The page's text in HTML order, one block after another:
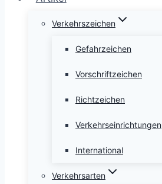
Verkehrszeichen
Gefahrzeichen
Vorschriftzeichen
Richtzeichen
Verkehrseinrichtungen
International
Verkehrsarten